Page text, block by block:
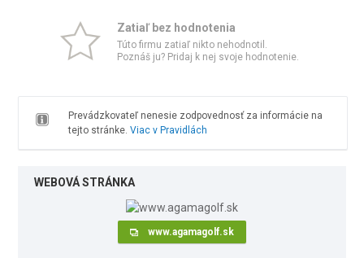
Zatiaľ bez hodnotenia
Túto firmu zatiaľ nikto nehodnotil.
Poznáš ju? Pridaj k nej svoje hodnotenie.
Prevádzkovateľ nenesie zodpovednosť za informácie na
tejto stránke. Viac v Pravidlách
WEBOVÁ STRÁNKA
www.agamagolf.sk